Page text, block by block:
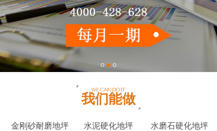
我们能做
金刚砂耐磨地坪 水泥硬化地坪
水磨石硬化地坪